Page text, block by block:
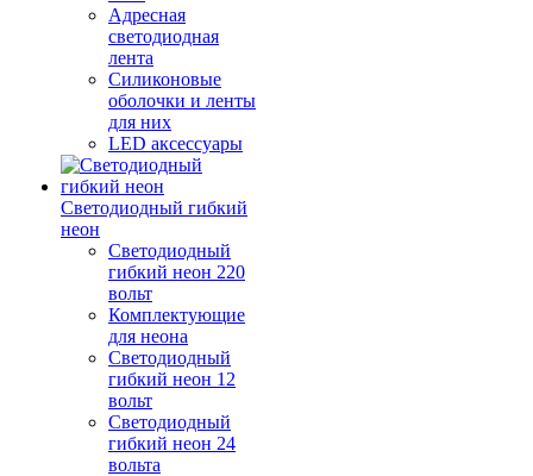
Адресная
светодиодная
лента
Силиконовые
оболочки и ленты
для них
LED аксессуары
Светодиодный гибкий
неон
Светодиодный
гибкий неон 220
вольт
Комплектующие
для неона
Светодиодный
гибкий неон 12
вольт
Светодиодный
гибкий неон 24
вольта